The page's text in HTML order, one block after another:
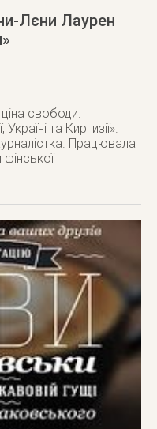
Лєни Лаурен
свободи.
та Киргизії».
Працювала